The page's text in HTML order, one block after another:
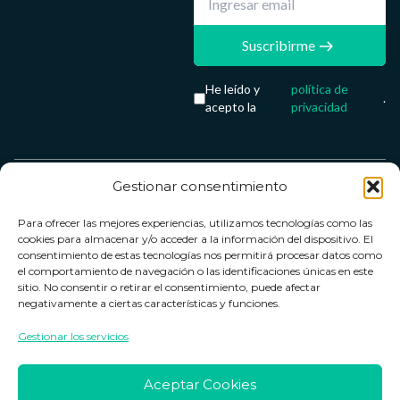
Gestionar consentimiento
Para ofrecer las mejores experiencias, utilizamos tecnologías como las
cookies para almacenar y/o acceder a la información del dispositivo. El
consentimiento de estas tecnologías nos permitirá procesar datos como
el comportamiento de navegación o las identificaciones únicas en este
sitio. No consentir o retirar el consentimiento, puede afectar
negativamente a ciertas características y funciones.
Gestionar los servicios
Aceptar Cookies
Suscribirme
He leído y
acepto la
política de
privacidad
.
Contacto
Contacto
Política de
devoluciones
Horario de
Lun. a Vie.:
Términos y
condiciones
Política de
privacidad
cookies
Farmacenter
digital, S.L
B24836249
info@farmacenter.es
de pago